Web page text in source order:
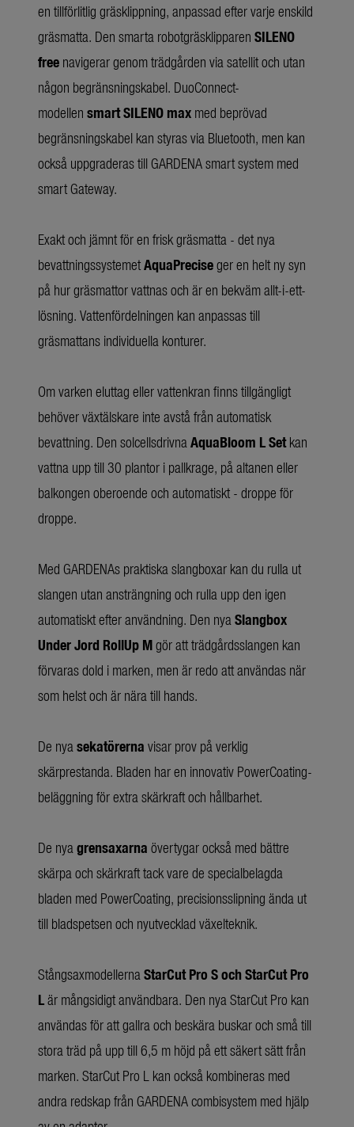
en tillförlitlig gräsklippning, anpassad efter varje enskild
gräsmatta. Den smarta robotgräsklipparen SILENO
free navigerar genom trädgården via satellit och utan
någon begränsningskabel. DuoConnect-
modellen smart SILENO max med beprövad
begränsningskabel kan styras via Bluetooth, men kan
också uppgraderas till GARDENA smart system med
smart Gateway.
Exakt och jämnt för en frisk gräsmatta - det nya
bevattningssystemetAquaPreciseger en helt ny syn
på hur gräsmattor vattnas och är en bekväm allt-i-ett-
lösning. Vattenfördelningen kan anpassas till
gräsmattans individuella konturer.
Om varken eluttag eller vattenkran finns tillgängligt
behöver växtälskare inte avstå från automatisk
bevattning. Den solcellsdrivnaAquaBloom L Setkan
vattna upp till 30 plantor i pallkrage, på altanen eller
balkongen oberoende och automatiskt - droppe för
droppe.
Med GARDENAs praktiska slangboxar kan du rulla ut
slangen utan ansträngning och rulla upp den igen
automatiskt efter användning. Den nyaSlangbox
Under Jord RollUp Mgör att trädgårdsslangen kan
förvaras dold i marken, men är redo att användas när
som helst och är nära till hands.
De nyasekatörerna visar prov på verklig
skärprestanda. Bladen har en innovativ PowerCoating-
beläggning för extra skärkraft och hållbarhet.
De nyagrensaxarna övertygar också med bättre
skärpa och skärkraft tack vare de specialbelagda
bladen med PowerCoating, precisionsslipning ända ut
till bladspetsen och nyutvecklad växelteknik.
StångsaxmodellernaStarCut Pro S och StarCut Pro
Lär mångsidigt användbara. Den nya StarCut Pro kan
användas för att gallra och beskära buskar och små till
stora träd på upp till 6,5 m höjd på ett säkert sätt från
marken. StarCut Pro L kan också kombineras med
andra redskap från GARDENA combisystem med hjälp